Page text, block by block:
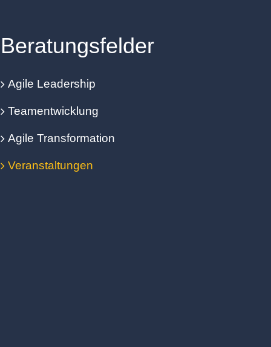
Beratungsfelder
Agile Leadership
Teamentwicklung
Agile Transformation
Veranstaltungen